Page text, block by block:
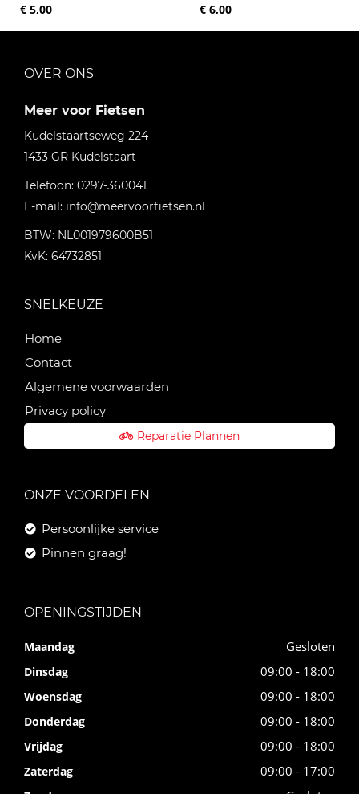
€ 5,00 € 6,00
OVER ONS
Meer voor Fietsen
Kudelstaartseweg 224
1433 GR Kudelstaart
Telefoon: 0297-360041
E-mail: info@meervoorfietsen.nl
BTW: NL001979600B51
KvK: 64732851
SNELKEUZE
Home
Contact
Algemene voorwaarden
Privacy policy
Reparatie Plannen
ONZE VOORDELEN
Persoonlijke service
Pinnen graag!
OPENINGSTIJDEN
Maandag Gesloten
Dinsdag 09:00 - 18:00
Woensdag 09:00 - 18:00
Donderdag 09:00 - 18:00
Vrijdag 09:00 - 18:00
Zaterdag 09:00 - 17:00